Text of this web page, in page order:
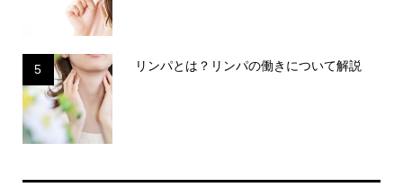
5 リンパとは？リンパの働きについて解説